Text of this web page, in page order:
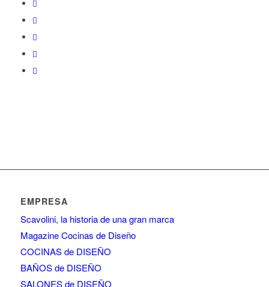
EMPRESA
Scavolini, la historia de una gran marca
Magazine Cocinas de Diseño
COCINAS de DISEÑO
BAÑOS de DISEÑO
SALONES de DISEÑO